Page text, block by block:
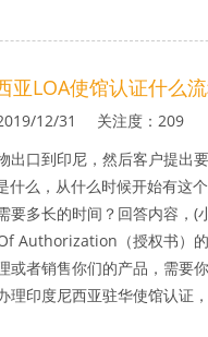
亚LOA使馆认证什么
12/31 关注度：209
出口到印尼，然后客户提出
什么，从什么时候开始有这
要多长的时间？回答内容，(
Authorization（授权书）
或者销售你们的产品，需要
理印度尼西亚驻华使馆认证